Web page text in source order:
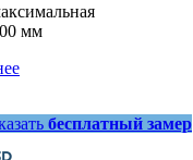
мм
бесплатный замер